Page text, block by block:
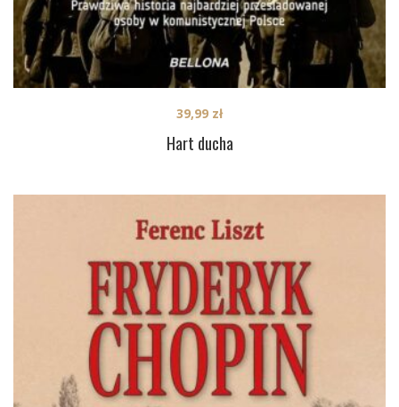
Hart ducha
39,99 zł